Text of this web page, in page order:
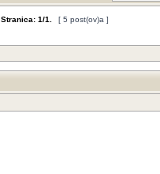
Stranica: 1/1 [ 5 post(ov)a ]